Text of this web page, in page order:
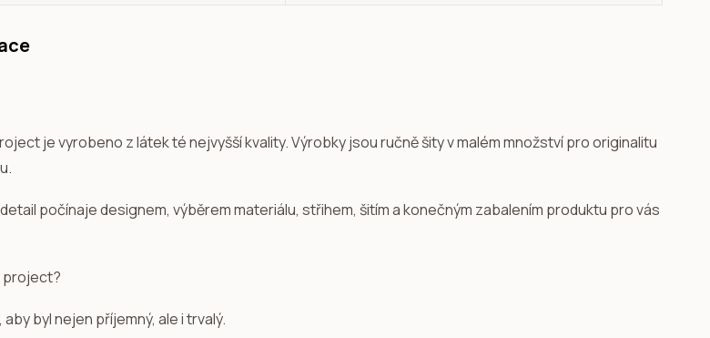
je vyrobeno z látek té nejvyšší kvality. Výrobky jsou ručně šity v malém množství pro originalitu
počínaje designem, výběrem materiálu, střihem, šitím a konečným zabalením produktu pro vás
project?
byl nejen příjemný, ale i trvalý.